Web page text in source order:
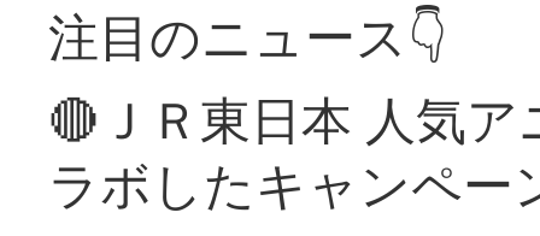
注目のニュース👇
🔴ＪＲ東日本 人気
ラボしたキャンペー